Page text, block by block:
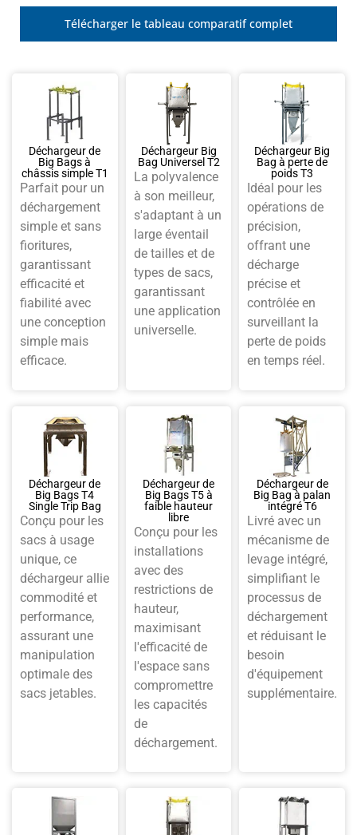
Télécharger le tableau comparatif complet
Déchargeur de
Big Bags à
châssis simple T1
Parfait pour un
déchargement
simple et sans
fioritures,
garantissant
efficacité et
fiabilité avec
une conception
simple mais
efficace.
Déchargeur Big
Bag Universel T2
La polyvalence
à son meilleur,
s'adaptant à un
large éventail
de tailles et de
types de sacs,
garantissant
une application
universelle.
Déchargeur Big
Bag à perte de
poids T3
Idéal pour les
opérations de
précision,
offrant une
décharge
précise et
contrôlée en
surveillant la
perte de poids
en temps réel.
Déchargeur de
Big Bags T4
Single Trip Bag
Conçu pour les
sacs à usage
unique, ce
déchargeur allie
commodité et
performance,
assurant une
manipulation
optimale des
sacs jetables.
Déchargeur de
Big Bags T5 à
faible hauteur
libre
Conçu pour les
installations
avec des
restrictions de
hauteur,
maximisant
l'efficacité de
l'espace sans
compromettre
les capacités
de
déchargement.
Déchargeur de
Big Bag à palan
intégré T6
Livré avec un
mécanisme de
levage intégré,
simplifiant le
processus de
déchargement
et réduisant le
besoin
d'équipement
supplémentaire.